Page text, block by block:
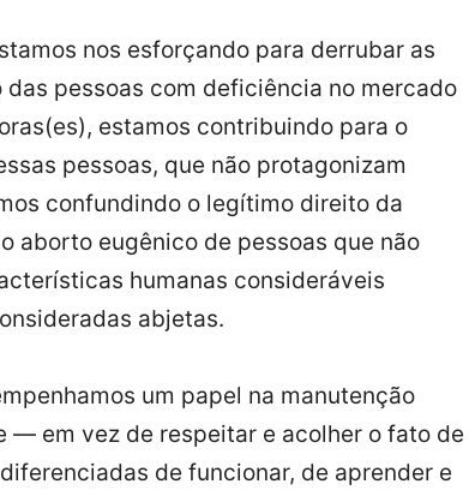
nos esforçando para derrubar as
pessoas com deficiência no mercado
estamos contribuindo para o
pessoas, que não protagonizam
confundindo o legítimo direito da
aborto eugênico de pessoas que não
humanas consideráveis
abjetas.
um papel na manutenção
— em vez de respeitar e acolher o fato de
de funcionar, de aprender e